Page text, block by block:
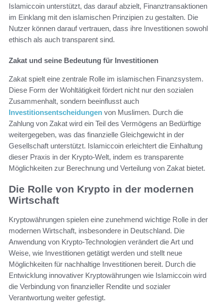
Islamiccoin unterstützt, das darauf abzielt, Finanztransaktionen
im Einklang mit den islamischen Prinzipien zu gestalten. Die
Nutzer können darauf vertrauen, dass ihre Investitionen sowohl
ethisch als auch transparent sind.
Zakat und seine Bedeutung für Investitionen
Zakat spielt eine zentrale Rolle im islamischen Finanzsystem.
Diese Form der Wohltätigkeit fördert nicht nur den sozialen
Zusammenhalt, sondern beeinflusst auch
Investitionsentscheidungen von Muslimen. Durch die
Zahlung von Zakat wird ein Teil des Vermögens an Bedürftige
weitergegeben, was das finanzielle Gleichgewicht in der
Gesellschaft unterstützt. Islamiccoin erleichtert die Einhaltung
dieser Praxis in der Krypto-Welt, indem es transparente
Möglichkeiten zur Berechnung und Verteilung von Zakat bietet.
Die Rolle von Krypto in der modernen
Wirtschaft
Kryptowährungen spielen eine zunehmend wichtige Rolle in der
modernen Wirtschaft, insbesondere in Deutschland. Die
Anwendung von Krypto-Technologien verändert die Art und
Weise, wie Investitionen getätigt werden und stellt neue
Möglichkeiten für nachhaltige Investitionen bereit. Durch die
Entwicklung innovativer Kryptowährungen wie Islamiccoin wird
die Verbindung von finanzieller Rendite und sozialer
Verantwortung weiter gefestigt.